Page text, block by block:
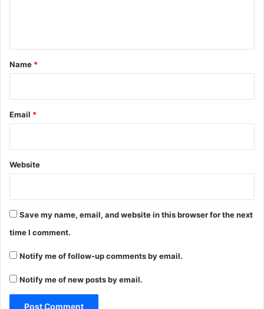
*
Name *
Email *
Website
Save my name, email, and website in this browser for the next
time I comment.
Notify me of follow-up comments by email.
Notify me of new posts by email.